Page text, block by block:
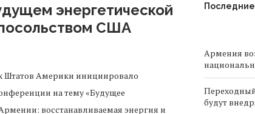
энергетической
США
Штатов Америки инициировало
на тему «Будущее
восстанавливаемая энергия и
Армения
будут